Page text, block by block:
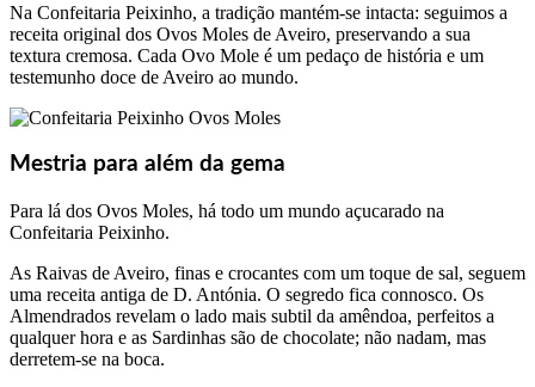
Na Confeitaria Peixinho, a tradição mantém-se intacta: seguimos a
receita original dos Ovos Moles de Aveiro, preservando a sua
textura cremosa. Cada Ovo Mole é um pedaço de história e um
testemunho doce de Aveiro ao mundo.
Mestria para além da gema
Para lá dos Ovos Moles, há todo um mundo açucarado na
Confeitaria Peixinho.
As Raivas de Aveiro, finas e crocantes com um toque de sal, seguem
uma receita antiga de D. Antónia. O segredo fica connosco. Os
Almendrados revelam o lado mais subtil da amêndoa, perfeitos a
qualquer hora e as Sardinhas são de chocolate; não nadam, mas
derretem-se na boca.